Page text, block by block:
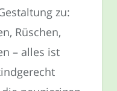
zu:
Rüschen,
– alles ist